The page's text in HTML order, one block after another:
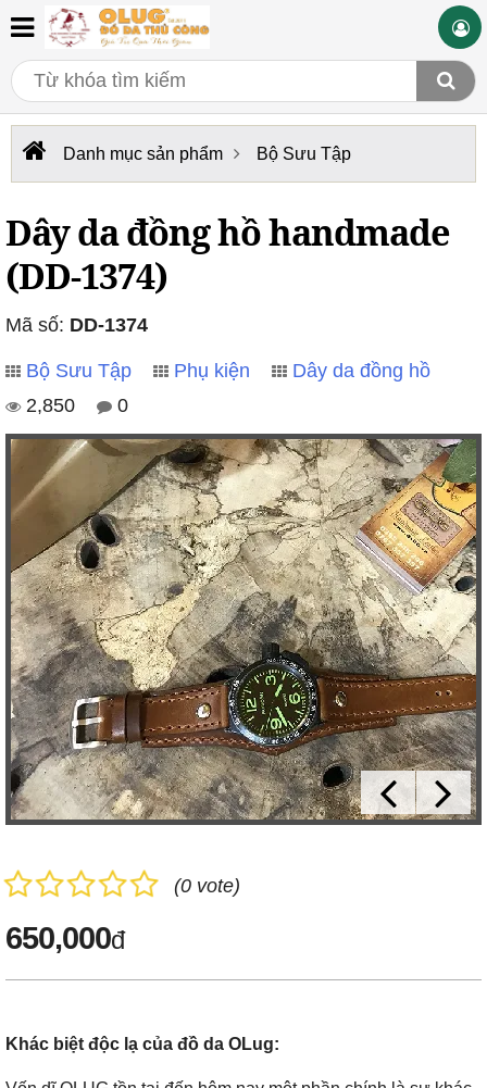
Danh mục sản phẩm Bộ Sưu Tập
Dây da đồng hồ handmade
(DD-1374)
Mã số: DD-1374
Bộ Sưu Tập Phụ kiện
Dây da đồng hồ
2,850
0
(0 vote)
650,000đ
Khác biệt độc lạ của đồ da OLug: